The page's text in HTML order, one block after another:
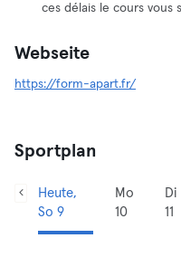
ces délais le cours
Webseite
https://form-apart.fr/
Sportplan
Heute,
So 9
Mo
10
Di
11